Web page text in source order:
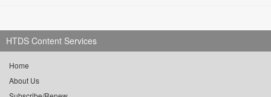
HTDS Content Services
Home
About Us